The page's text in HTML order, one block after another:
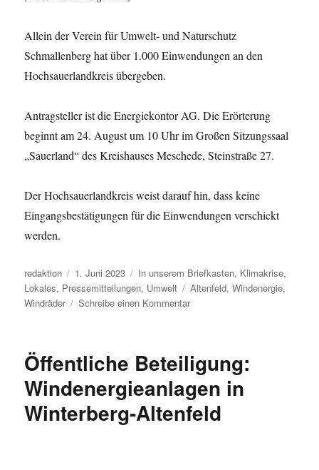
Allein der Verein für Umwelt- und Naturschutz
Schmallenberg hat über 1.000 Einwendungen an den
Hochsauerlandkreis übergeben.
Antragsteller ist die Energiekontor AG. Die Erörterung
beginnt am 24. August um 10 Uhr im Großen Sitzungssaal
„Sauerland“ des Kreishauses Meschede, Steinstraße 27.
Der Hochsauerlandkreis weist darauf hin, dass keine
Eingangsbestätigungen für die Einwendungen verschickt
werden.
Autor
redaktion
Veröffentlicht
am
1. Juni 2023 Kategorien
In unserem Briefkasten, Klimakrise,
Lokales, Pressemitteilungen, Umwelt Schlagwörter
Altenfeld,Windenergie,
Windräder
Schreibe einen Kommentarzu
für
Windenergieanlagen
in
Winterberg-
Altenfeld
Öffentliche Beteiligung:
Windenergieanlagen in
Winterberg-Altenfeld